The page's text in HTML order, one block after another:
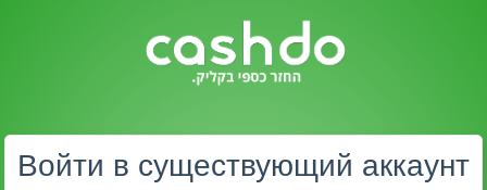
Войти в существующий аккаунт